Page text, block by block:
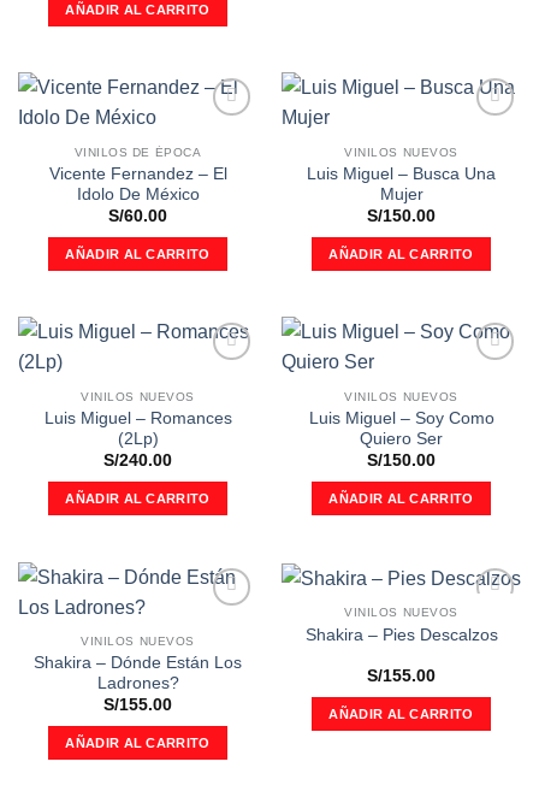
AÑADIR AL CARRITO
lista de
deseos
VINILOS DE ÉPOCA
Vicente Fernandez – El
Idolo De México
S/60.00
AÑADIR AL CARRITO
lista de
deseos
VINILOS NUEVOS
Luis Miguel – Busca Una
Mujer
S/150.00
AÑADIR AL CARRITO
deseos
VINILOS NUEVOS
Luis Miguel – Romances
(2Lp)
S/240.00
AÑADIR AL CARRITO
deseos
VINILOS NUEVOS
Luis Miguel – Soy Como
Quiero Ser
S/150.00
AÑADIR AL CARRITO
lista de
deseos
VINILOS NUEVOS
Shakira – Dónde Están Los
Ladrones?
S/155.00
AÑADIR AL CARRITO
a la
VINILOS NUEVOS
Shakira – Pies Descalzos
S/155.00
AÑADIR AL CARRITO